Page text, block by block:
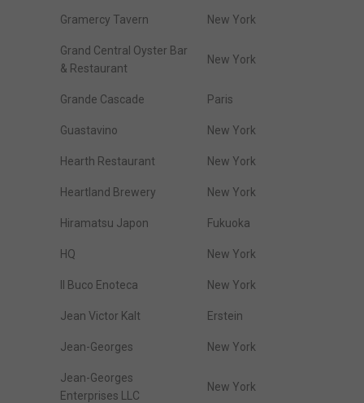
Gramercy Tavern New York
Grand Central Oyster Bar
& Restaurant
New York
Grande Cascade Paris
Guastavino New York
Hearth Restaurant New York
Heartland Brewery New York
Hiramatsu Japon Fukuoka
HQ New York
Il Buco Enoteca New York
Jean Victor Kalt Erstein
Jean-Georges New York
Jean-Georges
Enterprises LLC
New York